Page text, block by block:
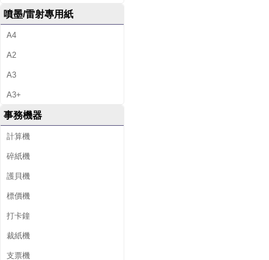
噴墨/雷射專用紙
A4
A2
A3
A3+
事務機器
計算機
碎紙機
護貝機
標價機
打卡鐘
裁紙機
支票機